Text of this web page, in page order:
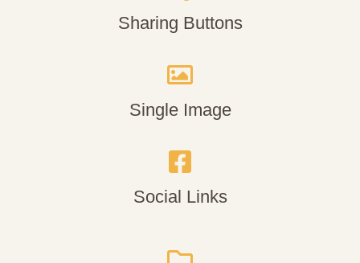
Sharing Buttons
Single Image
Social Links